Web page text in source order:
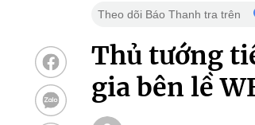
Theo dõi Báo Thanh tra trên
Thủ tướng
gia bên lề